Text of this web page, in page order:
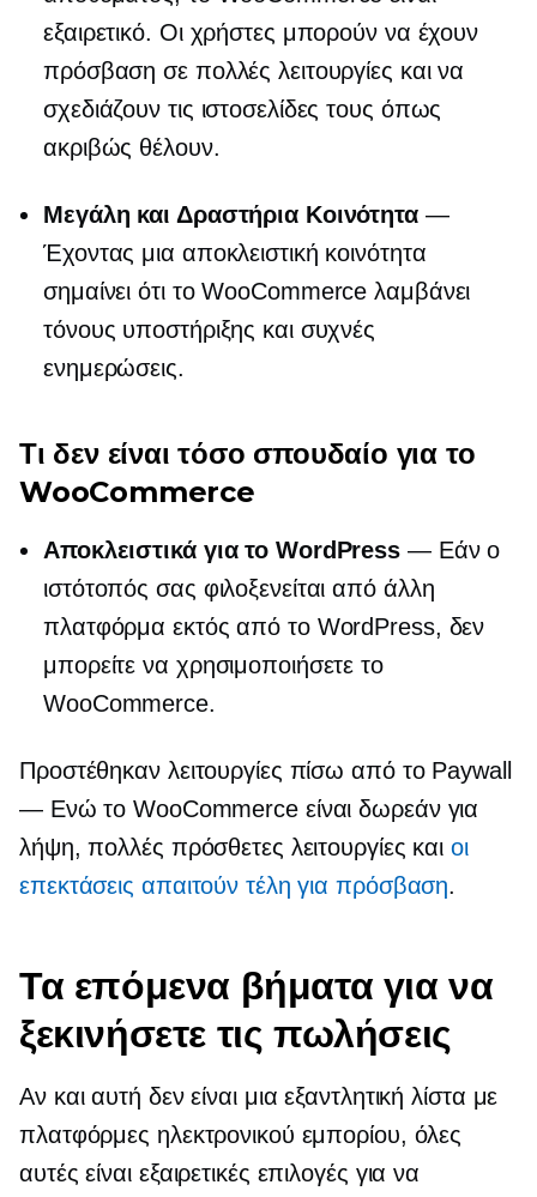
εξαιρετικό. Οι χρήστες μπορούν να έχουν
πρόσβαση σε πολλές λειτουργίες και να
σχεδιάζουν τις ιστοσελίδες τους όπως
ακριβώς θέλουν.
Μεγάλη και Δραστήρια Κοινότητα —
Έχοντας μια αποκλειστική κοινότητα
σημαίνει ότι το WooCommerce λαμβάνει
τόνους υποστήριξης και συχνές
ενημερώσεις.
Τι δεν είναι τόσο σπουδαίο για το
WooCommerce
Αποκλειστικά για το WordPress — Εάν ο
ιστότοπός σας φιλοξενείται από άλλη
πλατφόρμα εκτός από το WordPress, δεν
μπορείτε να χρησιμοποιήσετε το
WooCommerce.
Προστέθηκαν λειτουργίες πίσω από το Paywall
— Ενώ το WooCommerce είναι δωρεάν για
λήψη, πολλές πρόσθετες λειτουργίες καιοι
επεκτάσεις απαιτούν τέλη για πρόσβαση.
Τα επόμενα βήματα για να
ξεκινήσετε τις πωλήσεις
Αν και αυτή δεν είναι μια εξαντλητική λίστα με
πλατφόρμες ηλεκτρονικού εμπορίου, όλες
αυτές είναι εξαιρετικές επιλογές για να